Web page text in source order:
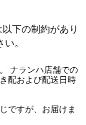
下の制約があり
。
ナランハ店舗での
配および配送日時
ですが、お届けま